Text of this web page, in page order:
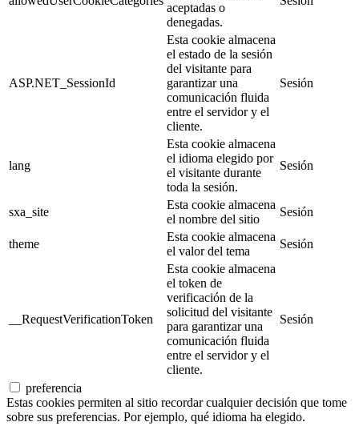
aceptadas o
denegadas.
ASP.NET_SessionId
Esta cookie almacena
el estado de la sesión
del visitante para
garantizar una
comunicación fluida
entre el servidor y el
cliente.
Sesión
lang
Esta cookie almacena
el idioma elegido por
el visitante durante
toda la sesión.
Sesión
sxa_site
Esta cookie almacena
el nombre del sitio
Sesión
theme
Esta cookie almacena
el valor del tema
Sesión
__RequestVerificationToken
Esta cookie almacena
el token de
verificación de la
solicitud del visitante
para garantizar una
comunicación fluida
entre el servidor y el
cliente.
Sesión
preferencia
Estas cookies permiten al sitio recordar cualquier decisión que tome
sobre sus preferencias. Por ejemplo, qué idioma ha elegido.